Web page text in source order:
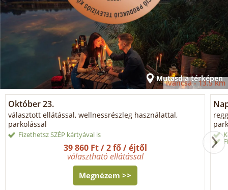
Mutasd a térképen
Iváncsa -13.5 km
Október 23.
választott ellátással, wellnessrészleg használattal,
parkolással
Fizethetsz SZÉP kártyával is
39 860 Ft / 2 fő / éjtől
választható ellátással
Megnézem >>